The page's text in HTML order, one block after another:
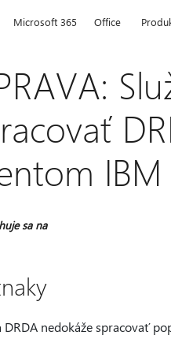
Microsoft 365 Office
IBM
sa na
DRDA nedokáže spracovať